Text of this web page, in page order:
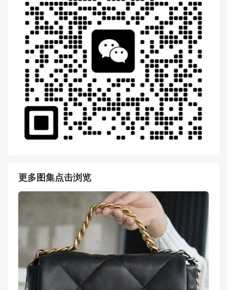
更多图集点击浏览